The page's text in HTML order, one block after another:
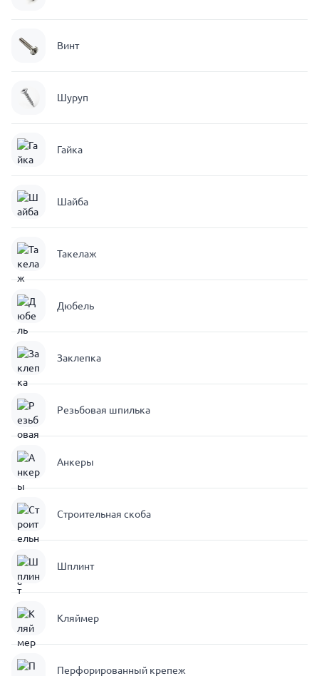
Винт
Шуруп
Гайка
Шайба
Такелаж
Дюбель
Заклепка
Резьбовая шпилька
Анкеры
Строительная скоба
Шплинт
Кляймер
Перфорированный крепеж